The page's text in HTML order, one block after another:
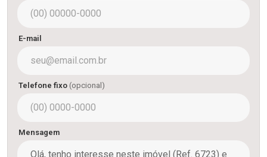
E-mail
Telefone fixo (opcional)
Mensagem